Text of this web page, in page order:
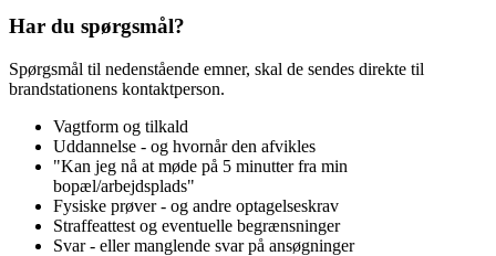
Har du spørgsmål?
Spørgsmål til nedenstående emner, skal de sendes direkte til
brandstationens kontaktperson.
Vagtform og tilkald
Uddannelse - og hvornår den afvikles
"Kan jeg nå at møde på 5 minutter fra min
bopæl/arbejdsplads"
Fysiske prøver - og andre optagelseskrav
Straffeattest og eventuelle begrænsninger
Svar - eller manglende svar på ansøgninger